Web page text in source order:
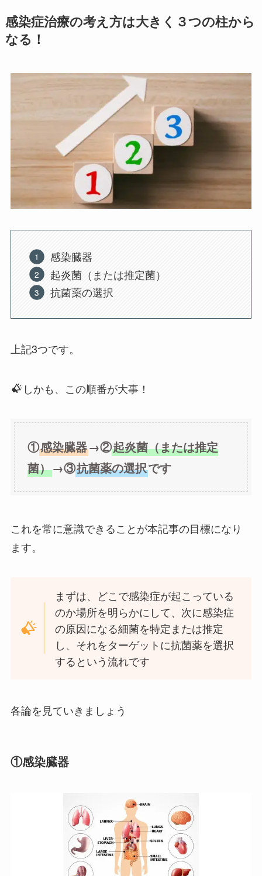
感染症治療の考え方は大きく３つの柱から
なる！
感染臓器
起炎菌（または推定菌）
抗菌薬の選択
上記3つです。
しかも、この順番が大事！
①感染臓器→②起炎菌（または推定
菌）→③抗菌薬の選択です
これを常に意識できることが本記事の目標になり
ます。
まずは、どこで感染症が起こっている
のか場所を明らかにして、次に感染症
の原因になる細菌を特定または推定
し、それをターゲットに抗菌薬を選択
するという流れです
各論を見ていきましょう
①感染臓器